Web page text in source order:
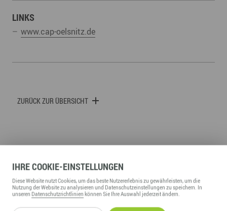
LINKS
www.cap-oelsnitz.de
ZURÜCK ZUR ÜBERSICHT
WIRTSCHAFTSFÖRDERUNG ERZGEBIRGE GMBH
Adam-Ries-Straße 16
09456Annaberg-Buchholz
IHRECOOKIE-EINSTELLUNGEN
DieseWebsitenutzt Cookies, um das beste Nutzererlebnis zu gewährleisten, um die
Nutzung derWebsitezu analysieren und Datenschutzeinstellungen zu speichern. In
unseren Datenschutzrichtlinien können Sie Ihre Auswahl jederzeit ändern.